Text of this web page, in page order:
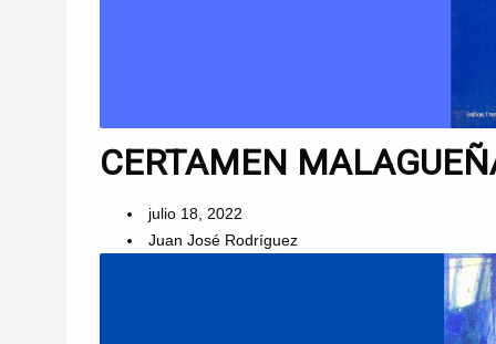
CERTAMEN
julio 18, 2022
Juan José Rodríguez